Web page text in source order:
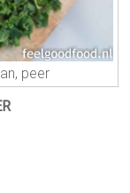
peer